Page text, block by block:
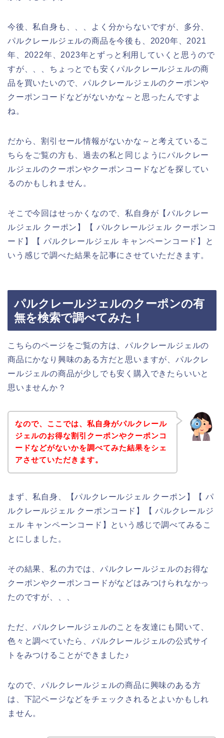
今後、私自身も、、、よく分からないですが、多分、
パルクレールジェルの商品を今後も、2020年、2021
年、2022年、2023年とずっと利用していくと思うので
すが、、、ちょっとでも安くパルクレールジェルの商
品を買いたいので、パルクレールジェルのクーポンや
クーポンコードなどがないかな～と思ったんですよ
ね。
だから、割引セール情報がないかな～と考えているこ
ちらをご覧の方も、過去の私と同じようにパルクレー
ルジェルのクーポンやクーポンコードなどを探してい
るのかもしれません。
そこで今回はせっかくなので、私自身が【パルクレー
ルジェル クーポン】【 パルクレールジェル クーポンコ
ード】【 パルクレールジェル キャンペーンコード】と
いう感じで調べた結果を記事にさせていただきます。
パルクレールジェルのクーポンの有
無を検索で調べてみた！
こちらのページをご覧の方は、パルクレールジェルの
商品にかなり興味のある方だと思いますが、パルクレ
ールジェルの商品が少しでも安く購入できたらいいと
思いませんか？
なので、ここでは、私自身がパルクレール
ジェルのお得な割引クーポンやクーポンコ
ードなどがないかを調べてみた結果をシェ
アさせていただきます。
まず、私自身、【パルクレールジェル クーポン】【 パ
ルクレールジェル クーポンコード】【 パルクレールジ
ェル キャンペーンコード】という感じで調べてみるこ
とにしました。
その結果、私の力では、パルクレールジェルのお得な
クーポンやクーポンコードがなどはみつけられなかっ
たのですが、、、
ただ、パルクレールジェルのことを友達にも聞いて、
色々と調べていたら、パルクレールジェルの公式サイ
トをみつけることができました♪
なので、パルクレールジェルの商品に興味のある方
は、下記ページなどをチェックされるとよいかもしれ
ません。